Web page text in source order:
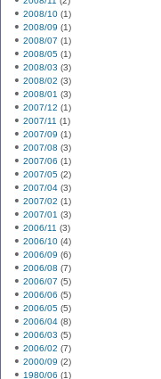
2008/10 (1)
2008/09 (1)
2008/07 (1)
2008/05 (1)
2008/03 (3)
2008/02 (3)
2008/01 (3)
2007/12 (1)
2007/11 (1)
2007/09 (1)
2007/08 (3)
2007/06 (1)
2007/05 (2)
2007/04 (3)
2007/02 (1)
2007/01 (3)
2006/11 (3)
2006/10 (4)
2006/09 (6)
2006/08 (7)
2006/07 (5)
2006/06 (5)
2006/05 (5)
2006/04 (8)
2006/03 (5)
2006/02 (7)
2000/09 (2)
1980/06 (1)